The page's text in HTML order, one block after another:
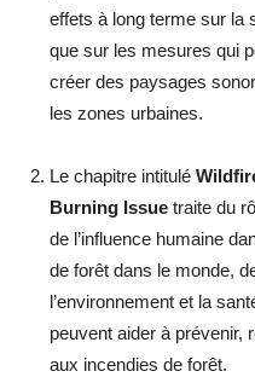
effets à long terme sur la
que sur les mesures qui
créer des paysages
les zones urbaines.
Le chapitre intitulé
Burning Issue traite du
de l’influence humaine
de forêt dans le monde,
l’environnement et la
peuvent aider à prévenir,
aux incendies de forêt.